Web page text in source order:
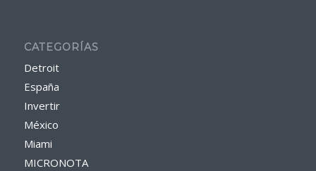
CATEGORÍAS
Detroit
España
Invertir
México
Miami
MICRONOTA